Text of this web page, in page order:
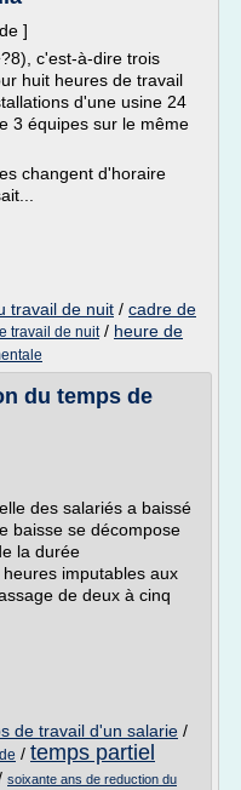
]
c'est-à-dire trois
huit heures de travail
d'une usine 24
3 équipes sur le même
changent d'horaire
travail de nuit / cadre de
travail de nuit/ heure de
du temps de
des salariés a baissé
baisse se décompose
la durée
imputables aux
de deux à cinq
de travail d'un salarie /
/ temps partiel
soixante ans de reduction du